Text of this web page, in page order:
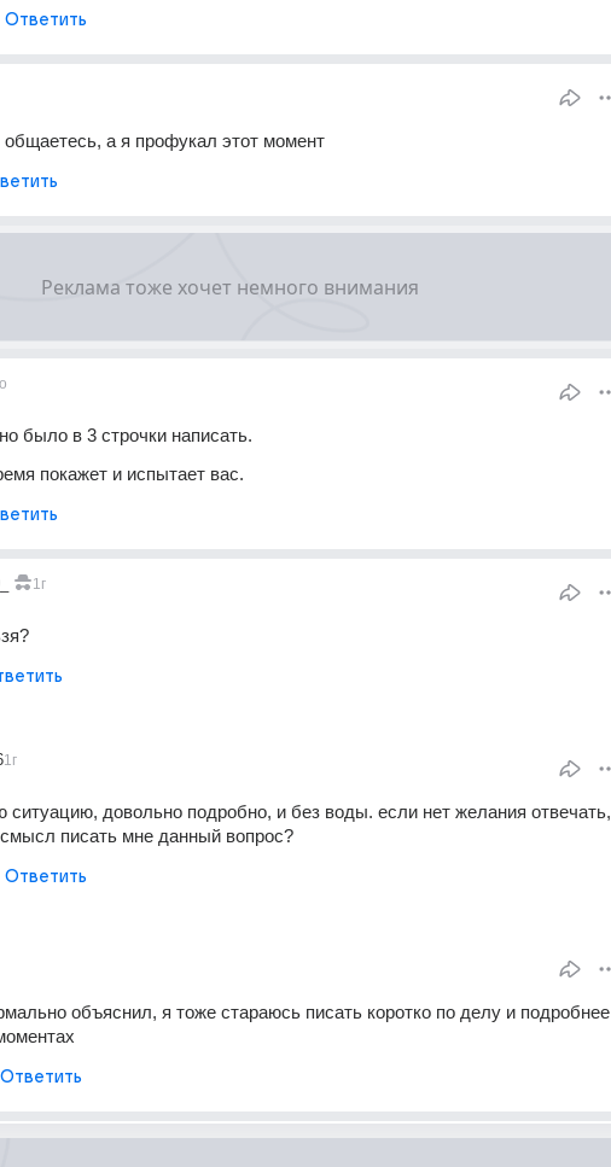
Ответить
общаетесь, а я профукал этот момент
было в 3 строчки написать.
покажет и испытает вас.
1г
1г
ситуацию, довольно подробно, и без воды. если нет желания отвечать,
смысл писать мне данный вопрос?
Ответить
объяснил, я тоже стараюсь писать коротко по делу и подробнее
Ответить